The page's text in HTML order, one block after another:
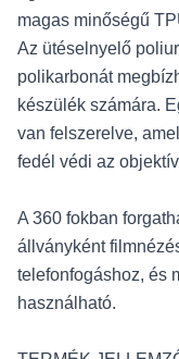
magas minőségű
Az ütéselnyelő
polikarbonát
készülék számára.
van felszerelve,
fedél védi az
A 360 fokban
állványként
telefonfogáshoz, és
használható.